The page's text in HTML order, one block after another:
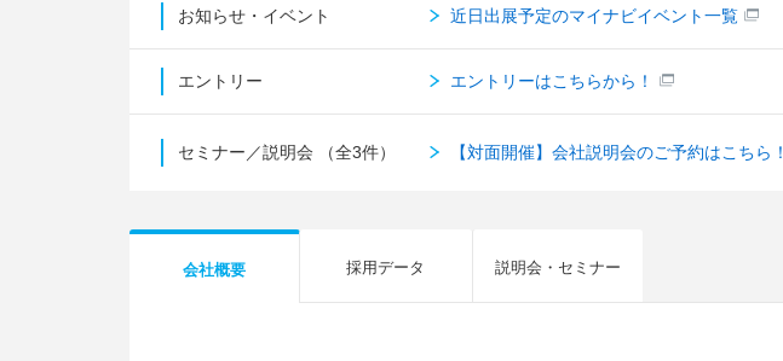
お知らせ・イベント 近日出展予定のマイナビイベント一覧
エントリー エントリーはこちらから！
セミナー／説明会 （全3件） 【対面開催】会社説明会のご予約はこちら！
会社概要 採用データ 説明会・セミナー